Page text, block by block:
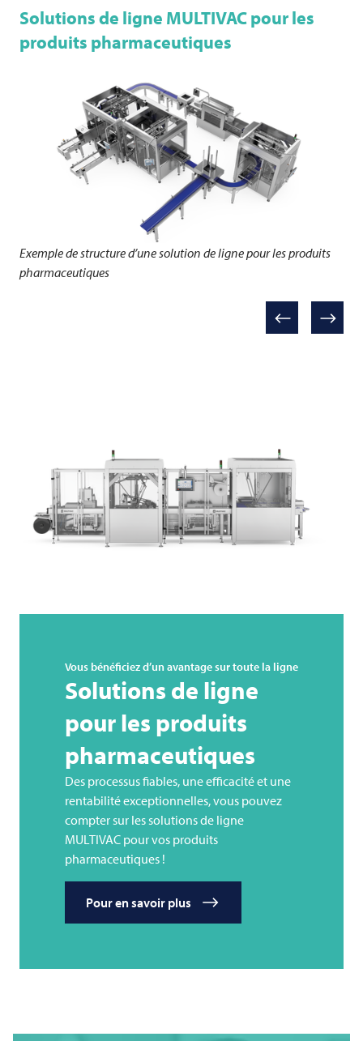
Solutions de ligne MULTIVACpour les
produits pharmaceutiques
Exemple de structure d’une solution de ligne pour les produits
pharmaceutiques
Vous bénéficiez d’un avantage sur toute la ligne
Solutions de ligne
pour les produits
pharmaceutiques
Des processus fiables, une efficacité et une
rentabilité exceptionnelles, vous pouvez
compter sur les solutions de ligne
MULTIVAC pour vos produits
pharmaceutiques !
Pour en savoir plus